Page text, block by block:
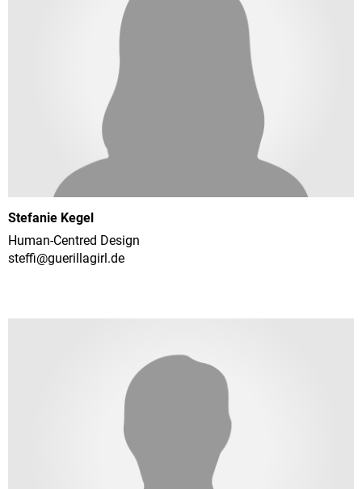
Stefanie Kegel
Human-Centred Design
steffi@guerillagirl.de